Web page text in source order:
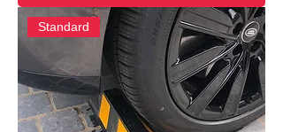
Standard